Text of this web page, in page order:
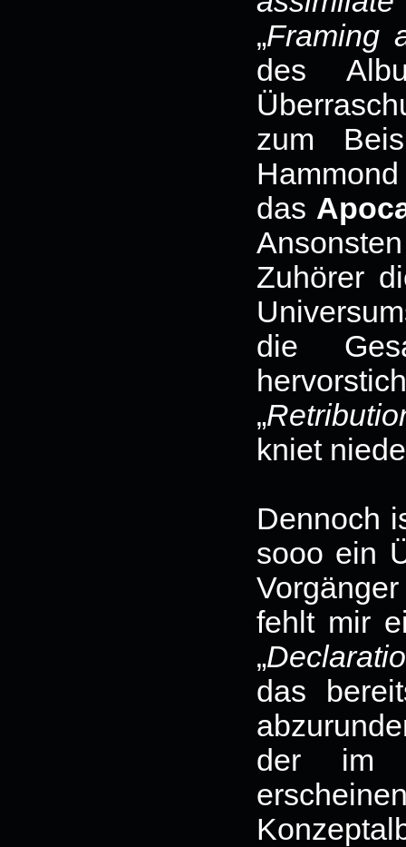
„Framing
des
zum
das
Zuhörer
die
„
kniet
Dennoch
sooo ein
fehlt mir
„
das
der im